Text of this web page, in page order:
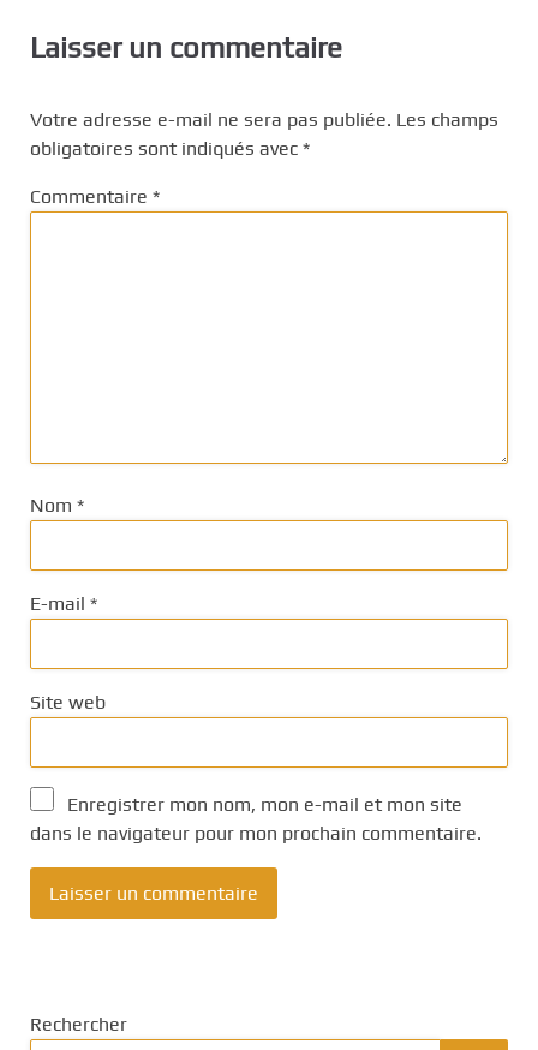
Laisser un commentaire
Votre adresse e-mail ne sera pas publiée. Les champs
obligatoires sont indiqués avec *
Commentaire *
Nom *
E-mail *
Site web
Enregistrer mon nom, mon e-mail et mon site
dans le navigateur pour mon prochain commentaire.
Rechercher